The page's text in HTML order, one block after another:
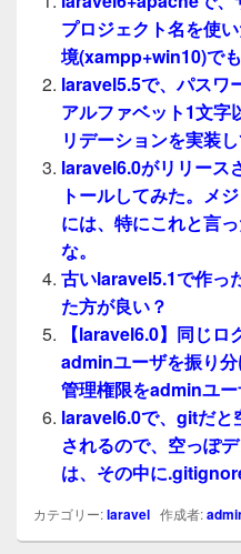
プロジェクト名を使
境(xampp+win10)でも
laravel5.5で、パスワ
アルファベット1文字
リデーションを実装し
laravel6.0がリリース
トールしてみた。メ
には、特にこれと言
な。
古いlaravel5.1で作っ
た方が良い？
【laravel6.0】同じ
adminユーザを振り
管理権限をadminユ
laravel6.0で、gitだと
されるので、空っぽ
は、その中に
カテゴリー:laravel 作成者: